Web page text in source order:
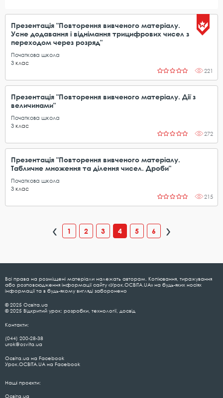
Презентація "Повторення вивченого матеріалу.
Усне додавання і віднімання трицифрових чисел з
переходом через розряд"
Початкова школа
3 клас
221
Презентація "Повторення вивченого матеріалу. Дії з
величинами"
Початкова школа
3 клас
272
Презентація "Повторення вивченого матеріалу.
Табличне множення та ділення чисел. Дроби"
Початкова школа
3 клас
215
1 2 3 4 5 6
Всі права на розміщені матеріали належать авторам. Копіювання, тиражування
або розповсюдження інформації сайту «Урок.ОСВІТА.UA» на будь-яких носіях
інформації та в будь-якому вигляді заборонено
© 2025 Освіта.ua
© 2025 Відкритий урок: розробки, технології, досвід
Контакти:
(044) 200-28-38
urok@osvita.ua
Освіта.ua на Facebook
Урок.ОСВІТА.UA на Facebook
Наші проєкти:
Освіта.ua